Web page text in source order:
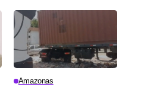
Amazonas